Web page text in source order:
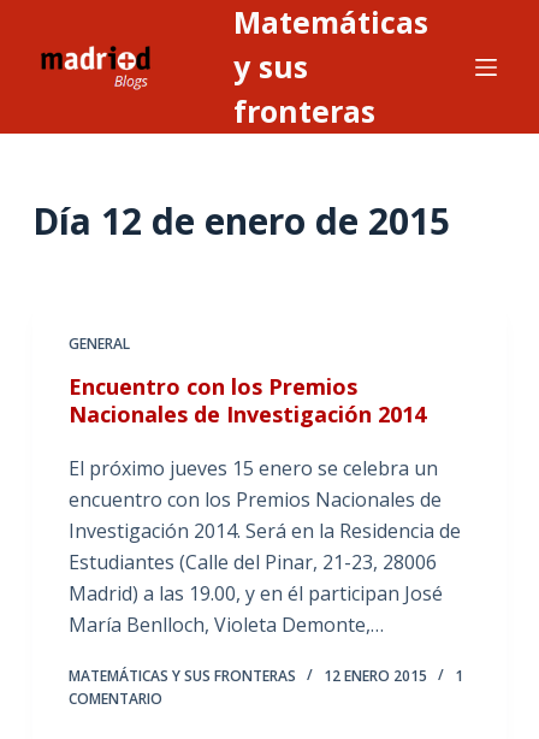
Matemáticas
y sus
fronteras
Día 12 de enero de 2015
GENERAL
Encuentro con los Premios
Nacionales de Investigación 2014
El próximo jueves 15 enero se celebra un
encuentro con los Premios Nacionales de
Investigación 2014. Será en la Residencia de
Estudiantes (Calle del Pinar, 21-23, 28006
Madrid) a las 19.00, y en él participan José
María Benlloch, Violeta Demonte,…
MATEMÁTICAS Y SUS FRONTERAS 12 ENERO 2015
1
COMENTARIO